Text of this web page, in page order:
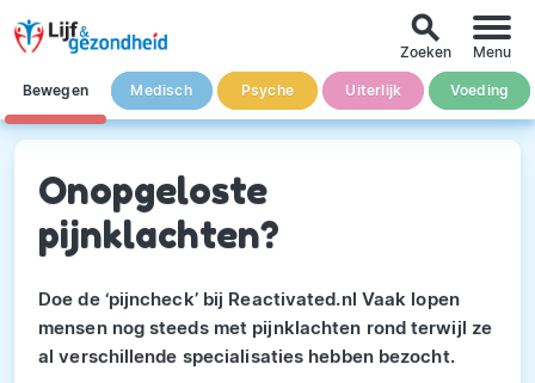
Bewegen Medisch Psyche Uiterlijk Voeding
search
Zoeken Menu
Onopgeloste
pijnklachten?
Doe de ‘pijncheck’ bij Reactivated.nl Vaak lopen
mensen nog steeds met pijnklachten rond terwijl ze
al verschillende specialisaties hebben bezocht.